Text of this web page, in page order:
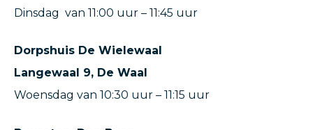
Dinsdag van 11:00 uur – 11:45 uur
Dorpshuis De Wielewaal
Langewaal 9, De Waal
Woensdag van 10:30 uur – 11:15 uur